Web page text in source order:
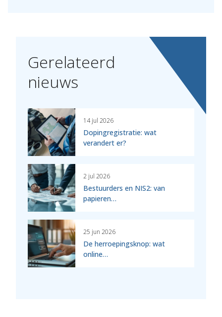
Gerelateerd
nieuws
14 jul 2026
Dopingregistratie: wat
verandert er?
2 jul 2026
Bestuurders en NIS2: van
papieren…
25 jun 2026
De herroepingsknop: wat
online…